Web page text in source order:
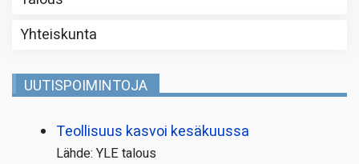
Yhteiskunta
UUTISPOIMINTOJA
Teollisuus kasvoi kesäkuussa
Lähde: YLE talous